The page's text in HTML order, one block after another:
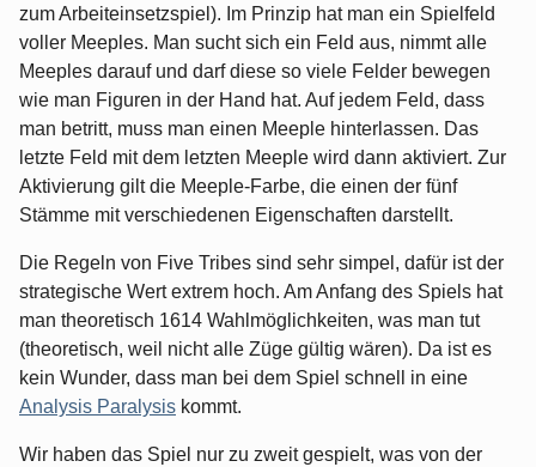
zum Arbeiteinsetzspiel). Im Prinzip hat man ein Spielfeld
voller Meeples. Man sucht sich ein Feld aus, nimmt alle
Meeples darauf und darf diese so viele Felder bewegen
wie man Figuren in der Hand hat. Auf jedem Feld, dass
man betritt, muss man einen Meeple hinterlassen. Das
letzte Feld mit dem letzten Meeple wird dann aktiviert. Zur
Aktivierung gilt die Meeple-Farbe, die einen der fünf
Stämme mit verschiedenen Eigenschaften darstellt.
Die Regeln von Five Tribes sind sehr simpel, dafür ist der
strategische Wert extrem hoch. Am Anfang des Spiels hat
man theoretisch 1614 Wahlmöglichkeiten, was man tut
(theoretisch, weil nicht alle Züge gültig wären). Da ist es
kein Wunder, dass man bei dem Spiel schnell in eine
Analysis Paralysis kommt.
Wir haben das Spiel nur zu zweit gespielt, was von der